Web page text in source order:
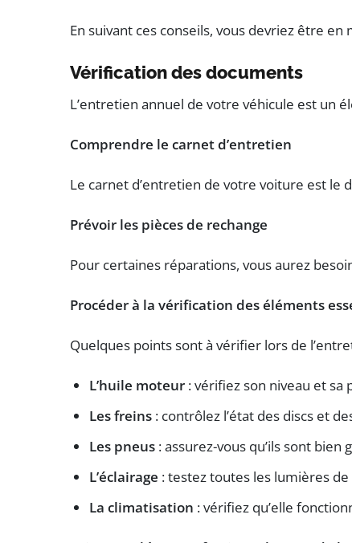
En suivant ces conseils, vous devriez être
Vérification des documents
L’entretien annuel de votre véhicule est un
Comprendre le carnet d’entretien
Le carnet d’entretien de votre voiture est
Prévoir les pièces de rechange
Pour certaines réparations, vous aurez
Procéder à la vérification des éléments
Quelques points sont à vérifier lors de
L’huile moteur : vérifiez son niveau et sa
Les freins : contrôlez l’état des discs et
Les pneus : assurez-vous qu’ils sont
L’éclairage : testez toutes les lumières
La climatisation : vérifiez qu’elle